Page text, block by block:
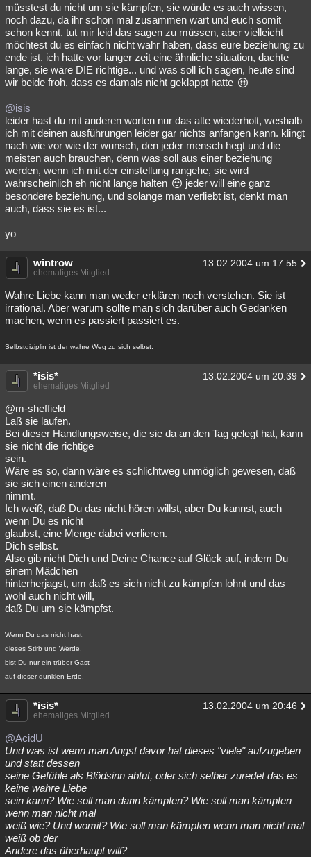
müsstest du nicht um sie kämpfen, sie würde es auch wissen,
noch dazu, da ihr schon mal zusammen wart und euch somit
schon kennt. tut mir leid das sagen zu müssen, aber vielleicht
möchtest du es einfach nicht wahr haben, dass eure beziehung zu
ende ist. ich hatte vor langer zeit eine ähnliche situation, dachte
lange, sie wäre DIE richtige... und was soll ich sagen, heute sind
wir beide froh, dass es damals nicht geklappt hatte
@isis
leider hast du mit anderen worten nur das alte wiederholt, weshalb
ich mit deinen ausführungen leider gar nichts anfangen kann. klingt
nach wie vor wie der wunsch, den jeder mensch hegt und die
meisten auch brauchen, denn was soll aus einer beziehung
werden, wenn ich mit der einstellung rangehe, sie wird
wahrscheinlich eh nicht lange halten
jeder will eine ganz
besondere beziehung, und solange man verliebt ist, denkt man
auch, dass sie es ist...
yo
wintrow 13.02.2004 um 17:55
ehemaliges Mitglied
Wahre Liebe kann man weder erklären noch verstehen. Sie ist
irrational. Aber warum sollte man sich darüber auch Gedanken
machen, wenn es passiert passiert es.
Selbstdiziplin ist der wahre Weg zu sich selbst.
*isis* 13.02.2004 um 20:39
ehemaliges Mitglied
@m-sheffield
Laß sie laufen.
Bei dieser Handlungsweise, die sie da an den Tag gelegt hat, kann
sie nicht die richtige
sein.
Wäre es so, dann wäre es schlichtweg unmöglich gewesen, daß
sie sich einen anderen
nimmt.
Ich weiß, daß Du das nicht hören willst, aber Du kannst, auch
wenn Du es nicht
glaubst, eine Menge dabei verlieren.
Dich selbst.
Also gib nicht Dich und Deine Chance auf Glück auf, indem Du
einem Mädchen
hinterherjagst, um daß es sich nicht zu kämpfen lohnt und das
wohl auch nicht will,
daß Du um sie kämpfst.
Wenn Du das nicht hast,
dieses Stirb und Werde,
bist Du nur ein trüber Gast
auf dieser dunklen Erde.
*isis* 13.02.2004 um 20:46
ehemaliges Mitglied
@AcidU
Und was ist wenn man Angst davor hat dieses "viele" aufzugeben
und statt dessen
seine Gefühle als Blödsinn abtut, oder sich selber zuredet das es
keine wahre Liebe
sein kann? Wie soll man dann kämpfen? Wie soll man kämpfen
wenn man nicht mal
weiß wie? Und womit? Wie soll man kämpfen wenn man nicht mal
weiß ob der
Andere das überhaupt will?